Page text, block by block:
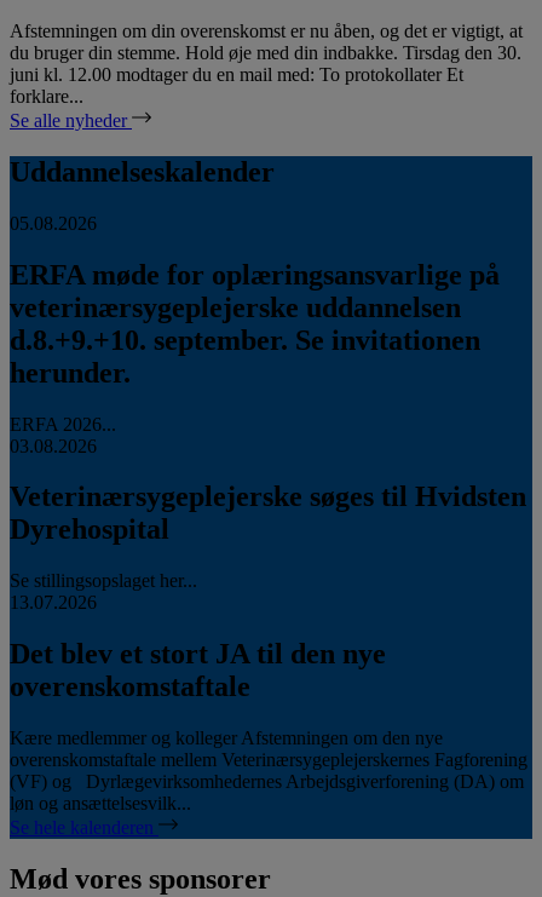
Afstemningen om din overenskomst er nu åben, og det er vigtigt, at
du bruger din stemme. Hold øje med din indbakke. Tirsdag den 30.
juni kl. 12.00 modtager du en mail med: To protokollater Et
forklare...
Se alle nyheder
Uddannelseskalender
05.08.2026
ERFA møde for oplæringsansvarlige på
veterinærsygeplejerske uddannelsen
d.8.+9.+10. september. Se invitationen
herunder.
ERFA 2026...
03.08.2026
Veterinærsygeplejerske søges til Hvidsten
Dyrehospital
Se stillingsopslaget her...
13.07.2026
Det blev et stort JA til den nye
overenskomstaftale
Kære medlemmer og kolleger Afstemningen om den nye
overenskomstaftale mellem Veterinærsygeplejerskernes Fagforening
(VF) og Dyrlægevirksomhedernes Arbejdsgiverforening (DA) om
løn og ansættelsesvilk...
Se hele kalenderen
Mød vores sponsorer